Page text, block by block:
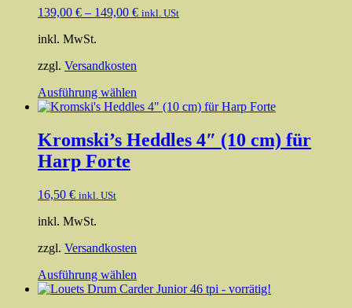
139,00 € – 149,00 € inkl. USt
inkl. MwSt.
zzgl. Versandkosten
Ausführung wählen
Produkt
mehrere
Varianten
werden
Kromski’s Heddles 4″ (10 cm) für
Harp Forte
16,50 € inkl. USt
inkl. MwSt.
zzgl. Versandkosten
Ausführung wählen
Produkt